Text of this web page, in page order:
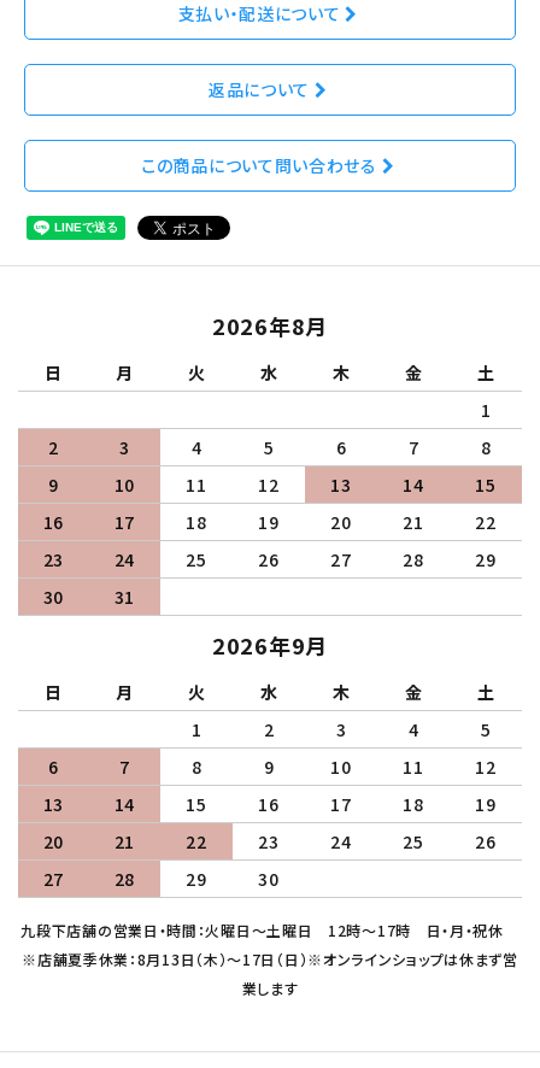
支払い・配送について
返品について
この商品について問い合わせる
2026年8月
日 月 火 水 木 金
土
1
2
3 4 5 6 7
8
9
10 11 12 13 14
15
16
17 18 19 20 21
22
23
24 25 26 27 28
29
30
31
2026年9月
日 月 火 水 木 金
土
1
2 3 4
5
6
7 8 9 10 11
12
13
14 15 16 17 18
19
20
21 22 23 24 25
26
27
28 29 30
九段下店舗の営業日・時間：火曜日～土曜日 12時～17時 日・月・祝休
※店舗夏季休業：8月13日（木）～17日（日）※オンラインショップは休まず営
業します